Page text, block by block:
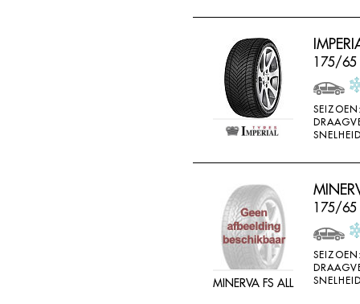
175/65
MINERVA FS ALL
175/65